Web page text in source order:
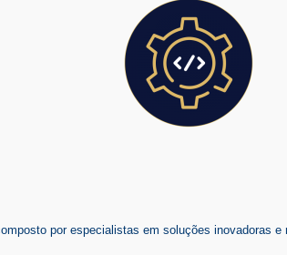
por especialistas em soluções inovadoras